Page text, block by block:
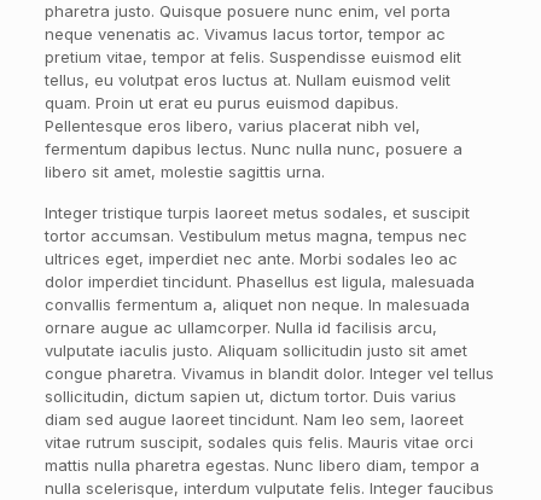
pharetra justo. Quisque posuere nunc enim, vel porta
neque venenatis ac. Vivamus lacus tortor, tempor ac
pretium vitae, tempor at felis. Suspendisse euismod elit
tellus, eu volutpat eros luctus at. Nullam euismod velit
quam. Proin ut erat eu purus euismod dapibus.
Pellentesque eros libero, varius placerat nibh vel,
fermentum dapibus lectus. Nunc nulla nunc, posuere a
libero sit amet, molestie sagittis urna.
Integer tristique turpis laoreet metus sodales, et suscipit
tortor accumsan. Vestibulum metus magna, tempus nec
ultrices eget, imperdiet nec ante. Morbi sodales leo ac
dolor imperdiet tincidunt. Phasellus est ligula, malesuada
convallis fermentum a, aliquet non neque. In malesuada
ornare augue ac ullamcorper. Nulla id facilisis arcu,
vulputate iaculis justo. Aliquam sollicitudin justo sit amet
congue pharetra. Vivamus in blandit dolor. Integer vel tellus
sollicitudin, dictum sapien ut, dictum tortor. Duis varius
diam sed augue laoreet tincidunt. Nam leo sem, laoreet
vitae rutrum suscipit, sodales quis felis. Mauris vitae orci
mattis nulla pharetra egestas. Nunc libero diam, tempor a
nulla scelerisque, interdum vulputate felis. Integer faucibus